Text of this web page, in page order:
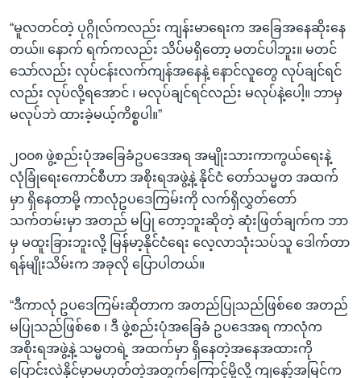
“မူလတင်တဲ့ ပုဂ္ဂိုလ်ကလည်း ကျန်းမာရေးက အခြေအနေဆိုးနေ
တယ်။ နောက် ရက်ကလည်း သိပ်မရှိတော့ မတင်ပါဘူး။ မတင်
သော်လည်း လုပ်ငန်းလက်ကျန်အနေနဲ့ နောင်လူတွေ လုပ်ချင်ရင်
လည်း လုပ်လို့ရအောင် ၊ မလုပ်ချင်ရင်လည်း မလုပ်နဲ့ပေါ့။ ဘာမှ
မလုပ်ဘဲ ထားခဲ့မယ့်ကိစ္စပါ။”
၂၀၀၈ ဖွဲ့စည်းပုံအခြေခံဥပဒေအရ အမျိုးသားကာကွယ်ရေးနဲ့
လုံခြုံရေးကောင်စီဟာ အစိုးရအဖွဲ့နဲ့ နိုင်ငံ တော်သမ္မတ အထက်
မှာ ရှိနေတာမို့ ကာလုံဥပဒေကြမ်းကို လက်ရှိလွှတ်တော်
သက်တမ်းမှာ အတည် မပြု တော့ဘူးဆိုတဲ့ ဆုံးဖြတ်ချက်က ဘာ
မှ မထူးခြားဘူးလို့ မြန်မာ့နိုင်ငံရေး လေ့လာသုံးသပ်သူ ဒေါက်တာ
ရန်မျိုးသိမ်းက အခုလို ပြောပါတယ်။
“ဒီကာလုံ ဥပဒေကြမ်းဆိုတာက အတည်ပြုသည်ဖြစ်စေ အတည်
မပြုသည်ဖြစ်စေ ၊ ဒီ ဖွဲ့စည်းပုံအခြေခံ ဥပဒေအရ ကာလုံက
အစိုးရအဖွဲ့နဲ့ သမ္မတရဲ့ အထက်မှာ ရှိနေတဲ့အနေအထားကို
ပြောင်းလဲနိုင်မှာမဟုတ်တဲ့အတွက်ကြောင့်မို့လို့ ကျနော့်အမြင်က